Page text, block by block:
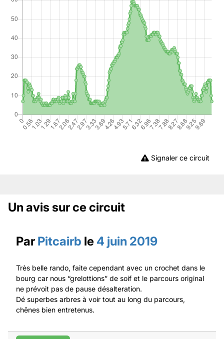
Signaler ce circuit
Un avis sur ce circuit
Par Pitcairb le 4 juin 2019
Très belle rando, faite cependant avec un crochet dans le
bourg car nous “grelottions” de soif et le parcours original
ne prévoit pas de pause désalteration.
Dé superbes arbres à voir tout au long du parcours,
chênes bien entretenus.